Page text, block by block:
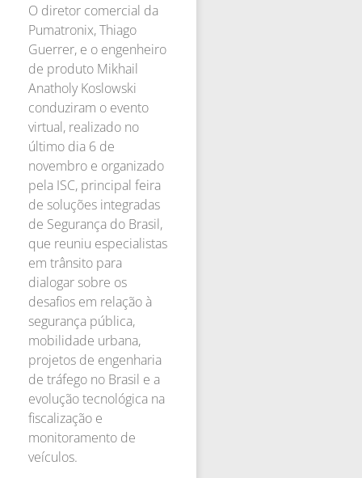
O diretor comercial da
Pumatronix, Thiago
Guerrer, e o engenheiro
de produto Mikhail
Anatholy Koslowski
conduziram o evento
virtual, realizado no
último dia 6 de
novembro e organizado
pela ISC, principal feira
de soluções integradas
de Segurança do Brasil,
que reuniu especialistas
em trânsito para
dialogar sobre os
desafios em relação à
segurança pública,
mobilidade urbana,
projetos de engenharia
de tráfego no Brasil e a
evolução tecnológica na
fiscalização e
monitoramento de
veículos.